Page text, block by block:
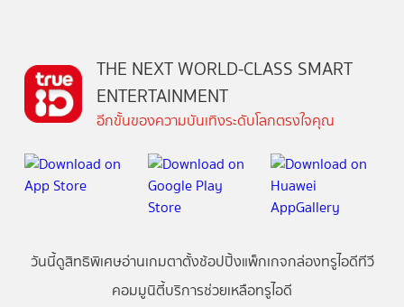
THE NEXT WORLD-CLASS SMART
ENTERTAINMENT
อีกขั้นของความบันเทิงระดับโลกตรงใจคุณ
วันนี้ดูสิทธิพิเศษอ่านเกมตาตั้งช้อปปิ้งแพ็กเกจกล่องทรูไอดีทีวี
คอมมูนิตี้บริการช่วยเหลือทรูไอดี